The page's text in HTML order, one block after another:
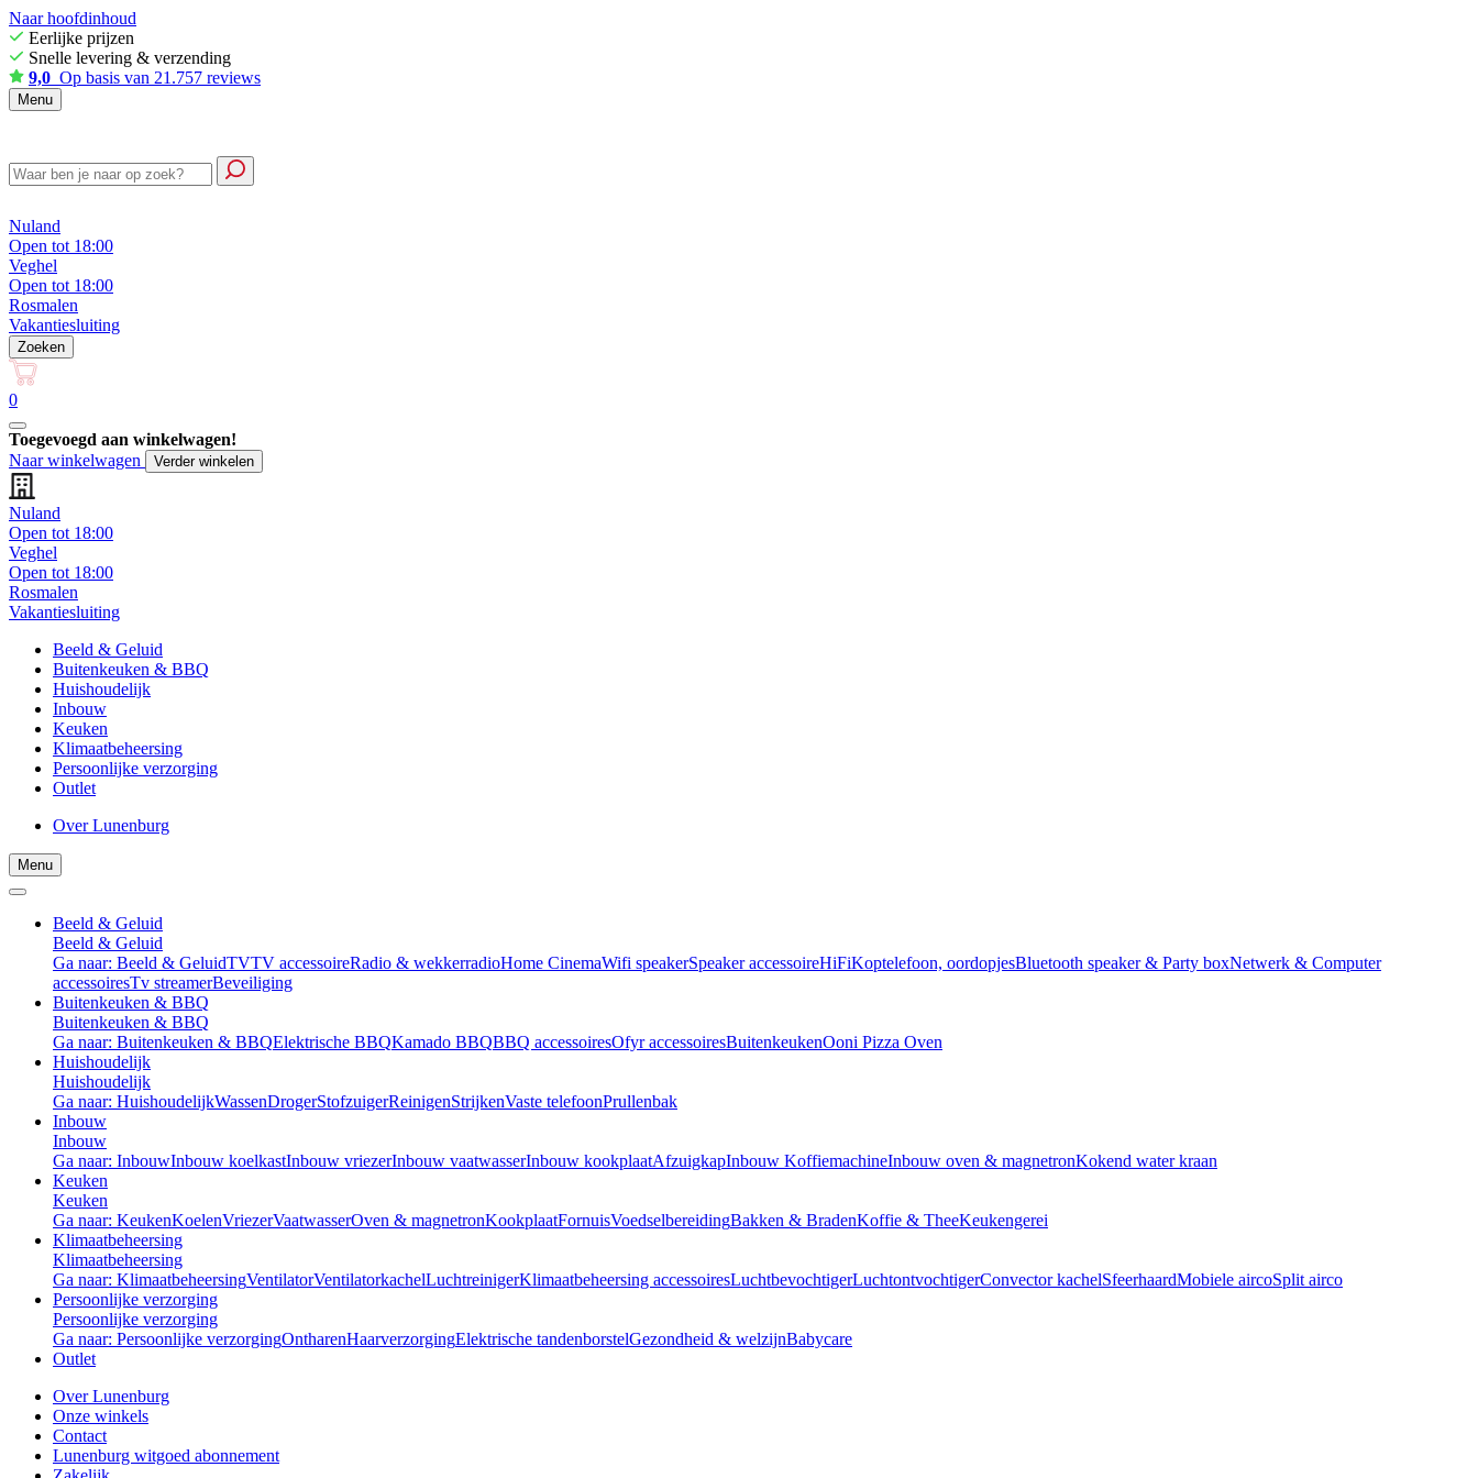
Naar hoofdinhoud
Eerlijke prijzen
Snelle levering & verzending
9,0 Op basis van 21.757 reviews
Menu
Nuland
Open tot 18:00
Veghel
Open tot 18:00
Rosmalen
Vakantiesluiting
Zoeken
0
Toegevoegd aan winkelwagen!
Naar winkelwagen
Verder winkelen
Nuland
Open tot 18:00
Veghel
Open tot 18:00
Rosmalen
Vakantiesluiting
Beeld & Geluid
Buitenkeuken & BBQ
Huishoudelijk
Inbouw
Keuken
Klimaatbeheersing
Persoonlijke verzorging
Outlet
Over Lunenburg
Menu
Beeld & Geluid
Beeld & Geluid
Ga naar: Beeld & GeluidTVTV accessoireRadio & wekkerradioHome CinemaWifi speakerSpeaker accessoireHiFiKoptelefoon, oordopjesBluetooth speaker & Party boxNetwerk & Computer
accessoiresTv streamerBeveiliging
Buitenkeuken & BBQ
Buitenkeuken & BBQ
Ga naar: Buitenkeuken & BBQElektrische BBQKamado BBQBBQ accessoiresOfyr accessoiresBuitenkeukenOoni Pizza Oven
Huishoudelijk
Huishoudelijk
Ga naar: HuishoudelijkWassenDrogerStofzuigerReinigenStrijkenVaste telefoonPrullenbak
Inbouw
Inbouw
Ga naar: InbouwInbouw koelkastInbouw vriezerInbouw vaatwasserInbouw kookplaatAfzuigkapInbouw KoffiemachineInbouw oven & magnetronKokend water kraan
Keuken
Keuken
Ga naar: KeukenKoelenVriezerVaatwasserOven & magnetronKookplaatFornuisVoedselbereidingBakken & BradenKoffie & TheeKeukengerei
Klimaatbeheersing
Klimaatbeheersing
Ga naar: KlimaatbeheersingVentilatorVentilatorkachelLuchtreinigerKlimaatbeheersing accessoiresLuchtbevochtigerLuchtontvochtigerConvector kachelSfeerhaardMobiele aircoSplit airco
Persoonlijke verzorging
Persoonlijke verzorging
Ga naar: Persoonlijke verzorgingOntharenHaarverzorgingElektrische tandenborstelGezondheid & welzijnBabycare
Outlet
Over Lunenburg
Onze winkels
Contact
Lunenburg witgoed abonnement